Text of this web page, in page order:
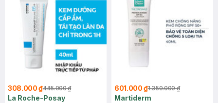
308.000 ₫445.000 ₫
La Roche-Posay
601.000 ₫1.350.000 ₫
Martiderm